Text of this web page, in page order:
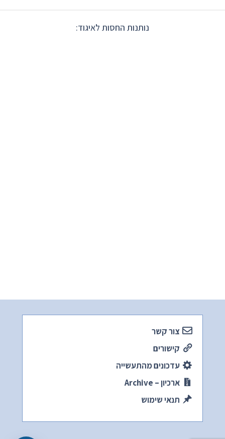
נותנות החסות לאיגוד:
צור קשר
קישורים
עדכונים מהתעשייה
ארכיון – Archive
תנאי שימוש